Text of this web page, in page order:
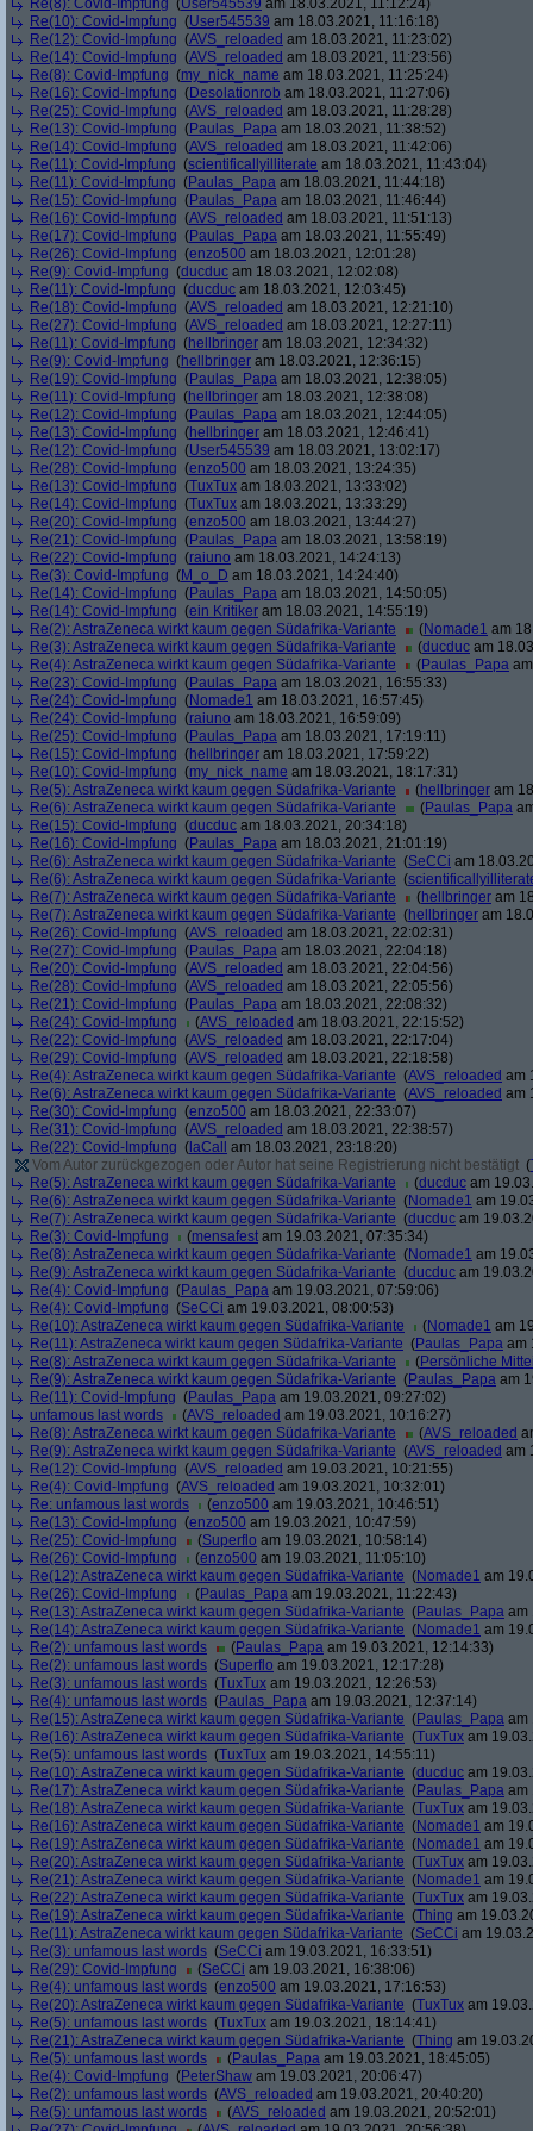
Re(8): Covid-Impfung (User545539 am 18.03.2021, 11:12:24)
Re(10): Covid-Impfung (User545539 am 18.03.2021, 11:16:18)
Re(12): Covid-Impfung (AVS_reloaded am 18.03.2021, 11:23:02)
Re(14): Covid-Impfung (AVS_reloaded am 18.03.2021, 11:23:56)
Re(8): Covid-Impfung (my_nick_name am 18.03.2021, 11:25:24)
Re(16): Covid-Impfung (Desolationrob am 18.03.2021, 11:27:06)
Re(25): Covid-Impfung (AVS_reloaded am 18.03.2021, 11:28:28)
Re(13): Covid-Impfung (Paulas_Papa am 18.03.2021, 11:38:52)
Re(14): Covid-Impfung (AVS_reloaded am 18.03.2021, 11:42:06)
Re(11): Covid-Impfung (scientificallyilliterate am 18.03.2021, 11:43:04)
Re(11): Covid-Impfung (Paulas_Papa am 18.03.2021, 11:44:18)
Re(15): Covid-Impfung (Paulas_Papa am 18.03.2021, 11:46:44)
Re(16): Covid-Impfung (AVS_reloaded am 18.03.2021, 11:51:13)
Re(17): Covid-Impfung (Paulas_Papa am 18.03.2021, 11:55:49)
Re(26): Covid-Impfung (enzo500 am 18.03.2021, 12:01:28)
Re(9): Covid-Impfung (ducduc am 18.03.2021, 12:02:08)
Re(11): Covid-Impfung (ducduc am 18.03.2021, 12:03:45)
Re(18): Covid-Impfung (AVS_reloaded am 18.03.2021, 12:21:10)
Re(27): Covid-Impfung (AVS_reloaded am 18.03.2021, 12:27:11)
Re(11): Covid-Impfung (hellbringer am 18.03.2021, 12:34:32)
Re(9): Covid-Impfung (hellbringer am 18.03.2021, 12:36:15)
Re(19): Covid-Impfung (Paulas_Papa am 18.03.2021, 12:38:05)
Re(11): Covid-Impfung (hellbringer am 18.03.2021, 12:38:08)
Re(12): Covid-Impfung (Paulas_Papa am 18.03.2021, 12:44:05)
Re(13): Covid-Impfung (hellbringer am 18.03.2021, 12:46:41)
Re(12): Covid-Impfung (User545539 am 18.03.2021, 13:02:17)
Re(28): Covid-Impfung (enzo500 am 18.03.2021, 13:24:35)
Re(13): Covid-Impfung (TuxTux am 18.03.2021, 13:33:02)
Re(14): Covid-Impfung (TuxTux am 18.03.2021, 13:33:29)
Re(20): Covid-Impfung (enzo500 am 18.03.2021, 13:44:27)
Re(21): Covid-Impfung (Paulas_Papa am 18.03.2021, 13:58:19)
Re(22): Covid-Impfung (raiuno am 18.03.2021, 14:24:13)
Re(3): Covid-Impfung (M_o_D am 18.03.2021, 14:24:40)
Re(14): Covid-Impfung (Paulas_Papa am 18.03.2021, 14:50:05)
Re(14): Covid-Impfung (ein Kritiker am 18.03.2021, 14:55:19)
Re(2): AstraZeneca wirkt kaum gegen Südafrika-Variante
(Nomade1 am
Re(3): AstraZeneca wirkt kaum gegen Südafrika-Variante
(ducduc am
Re(4): AstraZeneca wirkt kaum gegen Südafrika-Variante
(Paulas_Papa
Re(23): Covid-Impfung (Paulas_Papa am 18.03.2021, 16:55:33)
Re(24): Covid-Impfung (Nomade1 am 18.03.2021, 16:57:45)
Re(24): Covid-Impfung (raiuno am 18.03.2021, 16:59:09)
Re(25): Covid-Impfung (Paulas_Papa am 18.03.2021, 17:19:11)
Re(15): Covid-Impfung (hellbringer am 18.03.2021, 17:59:22)
Re(10): Covid-Impfung (my_nick_name am 18.03.2021, 18:17:31)
Re(5): AstraZeneca wirkt kaum gegen Südafrika-Variante
(hellbringer am
Re(6): AstraZeneca wirkt kaum gegen Südafrika-Variante
(Paulas_Papa
Re(15): Covid-Impfung (ducduc am 18.03.2021, 20:34:18)
Re(16): Covid-Impfung (Paulas_Papa am 18.03.2021, 21:01:19)
Re(6): AstraZeneca wirkt kaum gegen Südafrika-Variante (SeCCi am
Re(6): AstraZeneca wirkt kaum gegen Südafrika-Variante (
Re(7): AstraZeneca wirkt kaum gegen Südafrika-Variante
(hellbringer am
Re(7): AstraZeneca wirkt kaum gegen Südafrika-Variante (hellbringer am
Re(26): Covid-Impfung (AVS_reloaded am 18.03.2021, 22:02:31)
Re(27): Covid-Impfung (Paulas_Papa am 18.03.2021, 22:04:18)
Re(20): Covid-Impfung (AVS_reloaded am 18.03.2021, 22:04:56)
Re(28): Covid-Impfung (AVS_reloaded am 18.03.2021, 22:05:56)
Re(21): Covid-Impfung (Paulas_Papa am 18.03.2021, 22:08:32)
Re(24): Covid-Impfung
(AVS_reloaded am 18.03.2021, 22:15:52)
Re(22): Covid-Impfung (AVS_reloaded am 18.03.2021, 22:17:04)
Re(29): Covid-Impfung (AVS_reloaded am 18.03.2021, 22:18:58)
Re(4): AstraZeneca wirkt kaum gegen Südafrika-Variante (AVS_reloaded am
Re(6): AstraZeneca wirkt kaum gegen Südafrika-Variante (AVS_reloaded am
Re(30): Covid-Impfung (enzo500 am 18.03.2021, 22:33:07)
Re(31): Covid-Impfung (AVS_reloaded am 18.03.2021, 22:38:57)
Re(22): Covid-Impfung ( laCall
am 18.03.2021, 23:18:20)
Vom Autor zurückgezogen oder Autor hat seine Registrierung nicht bestätigt (
Re(5): AstraZeneca wirkt kaum gegen Südafrika-Variante
(ducduc am
Re(6): AstraZeneca wirkt kaum gegen Südafrika-Variante (Nomade1 am
Re(7): AstraZeneca wirkt kaum gegen Südafrika-Variante (ducduc am
Re(3): Covid-Impfung
(mensafest am 19.03.2021, 07:35:34)
Re(8): AstraZeneca wirkt kaum gegen Südafrika-Variante (Nomade1 am
Re(9): AstraZeneca wirkt kaum gegen Südafrika-Variante (ducduc am
Re(4): Covid-Impfung (Paulas_Papa am 19.03.2021, 07:59:06)
Re(4): Covid-Impfung (SeCCi am 19.03.2021, 08:00:53)
Re(10): AstraZeneca wirkt kaum gegen Südafrika-Variante
(Nomade1 am
Re(11): AstraZeneca wirkt kaum gegen Südafrika-Variante (Paulas_Papa am
Re(8): AstraZeneca wirkt kaum gegen Südafrika-Variante
(Persönliche
Re(9): AstraZeneca wirkt kaum gegen Südafrika-Variante (Paulas_Papa am
Re(11): Covid-Impfung (Paulas_Papa am 19.03.2021, 09:27:02)
unfamous last words
(AVS_reloaded am 19.03.2021, 10:16:27)
Re(8): AstraZeneca wirkt kaum gegen Südafrika-Variante
(AVS_reloaded
Re(9): AstraZeneca wirkt kaum gegen Südafrika-Variante (AVS_reloaded am
Re(12): Covid-Impfung (AVS_reloaded am 19.03.2021, 10:21:55)
Re(4): Covid-Impfung (AVS_reloaded am 19.03.2021, 10:32:01)
Re: unfamous last words
(enzo500 am 19.03.2021, 10:46:51)
Re(13): Covid-Impfung (enzo500 am 19.03.2021, 10:47:59)
Re(25): Covid-Impfung
(Superflo am 19.03.2021, 10:58:14)
Re(26): Covid-Impfung
(enzo500 am 19.03.2021, 11:05:10)
Re(12): AstraZeneca wirkt kaum gegen Südafrika-Variante (Nomade1 am
Re(26): Covid-Impfung
(Paulas_Papa am 19.03.2021, 11:22:43)
Re(13): AstraZeneca wirkt kaum gegen Südafrika-Variante (Paulas_Papa am
Re(14): AstraZeneca wirkt kaum gegen Südafrika-Variante (Nomade1 am
Re(2): unfamous last words
(Paulas_Papa am 19.03.2021, 12:14:33)
Re(2): unfamous last words (Superflo am 19.03.2021, 12:17:28)
Re(3): unfamous last words (TuxTux am 19.03.2021, 12:26:53)
Re(4): unfamous last words (Paulas_Papa am 19.03.2021, 12:37:14)
Re(15): AstraZeneca wirkt kaum gegen Südafrika-Variante (Paulas_Papa am
Re(16): AstraZeneca wirkt kaum gegen Südafrika-Variante (TuxTux am
Re(5): unfamous last words (TuxTux am 19.03.2021, 14:55:11)
Re(10): AstraZeneca wirkt kaum gegen Südafrika-Variante (ducduc am
Re(17): AstraZeneca wirkt kaum gegen Südafrika-Variante (Paulas_Papa am
Re(18): AstraZeneca wirkt kaum gegen Südafrika-Variante (TuxTux am
Re(16): AstraZeneca wirkt kaum gegen Südafrika-Variante (Nomade1 am
Re(19): AstraZeneca wirkt kaum gegen Südafrika-Variante (Nomade1 am
Re(20): AstraZeneca wirkt kaum gegen Südafrika-Variante (TuxTux am
Re(21): AstraZeneca wirkt kaum gegen Südafrika-Variante (Nomade1 am
Re(22): AstraZeneca wirkt kaum gegen Südafrika-Variante (TuxTux am
Re(19): AstraZeneca wirkt kaum gegen Südafrika-Variante (Thing am
Re(11): AstraZeneca wirkt kaum gegen Südafrika-Variante (SeCCi am
Re(3): unfamous last words (SeCCi am 19.03.2021, 16:33:51)
Re(29): Covid-Impfung
(SeCCi am 19.03.2021, 16:38:06)
Re(4): unfamous last words (enzo500 am 19.03.2021, 17:16:53)
Re(20): AstraZeneca wirkt kaum gegen Südafrika-Variante (TuxTux am
Re(5): unfamous last words (TuxTux am 19.03.2021, 18:14:41)
Re(21): AstraZeneca wirkt kaum gegen Südafrika-Variante (Thing am
Re(5): unfamous last words
(Paulas_Papa am 19.03.2021, 18:45:05)
Re(4): Covid-Impfung (PeterShaw am 19.03.2021, 20:06:47)
Re(2): unfamous last words (AVS_reloaded am 19.03.2021, 20:40:20)
Re(5): unfamous last words
(AVS_reloaded am 19.03.2021, 20:52:01)